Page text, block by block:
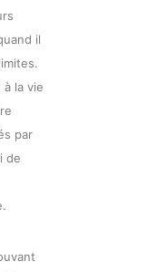
il
la vie
par
de